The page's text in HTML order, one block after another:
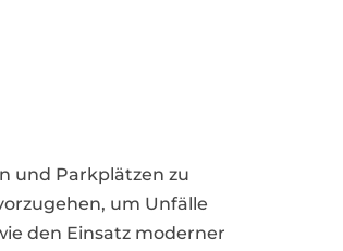
und Parkplätzen zu
um Unfälle
den Einsatz moderner